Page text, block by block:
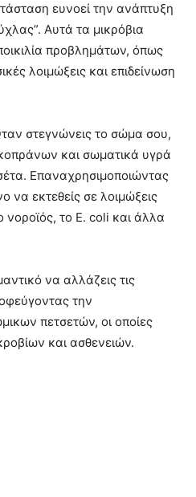
ευνοεί την ανάπτυξη
Αυτά τα μικρόβια
προβλημάτων, όπως
λοιμώξεις και επιδείνωση
στεγνώνεις το σώμα σου,
και σωματικά υγρά
Επαναχρησιμοποιώντας
να εκτεθείς σε λοιμώξεις
το E. coli και άλλα
να αλλάζεις τις
την
πετσετών, οι οποίες
και ασθενειών.